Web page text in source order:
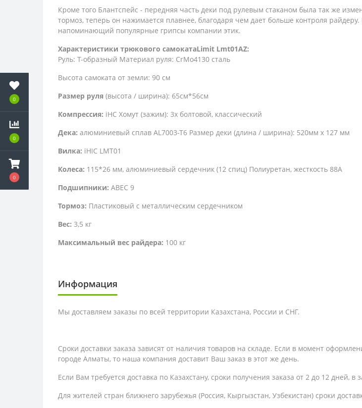
0
0
0
Кроме того Блантспейс - передняя часть деки под рулевым стаканом была так же
тормоз, теперь он нажимается плавнее, благодаря чем дает больше контроля
напоминающий популярные грипсы компании этик.
Характеристики трюкового самокатаLimit Lmt01AZ:
Руль: T-образный Материал руля: CrMo4130 сталь
Высота самоката от земли: 90 см
Размер руля (высота / ширина): 65см*56см
Компрессия: iHC Хомут (зажим): 3х болтовой, классический
Дека: алюминиевый сплав AL7003-T6 Размер деки (длина / ширина): 520мм х 127 мм
Вилка: iHIC LMT01
Колеса: 115*26 мм, алюминиевый сердечник (12 спиц) Полиуретан, жесткость 88А
Подшипники: ABEC 9
Тормоз: Пластиковый с металлическим сердечником
Вес: 3,5 кг
Максимальный вес райдера: 100 кг
Информация
Мы доставляем заказы по всей территории Казахстана, России и СНГ.
Сроки доставки заказа зависят от наличия товаров на складе. Если в момент
городе Алматы, то наша компания доставит Ваш заказ в этот же день.
Если Вам требуется доставка по Казахстану, сроки получения заказа от 2 до 12 дней, в
Для жителей стран ближнего зарубежья (Россия, Кыргызстан, Узбекистан) сроки